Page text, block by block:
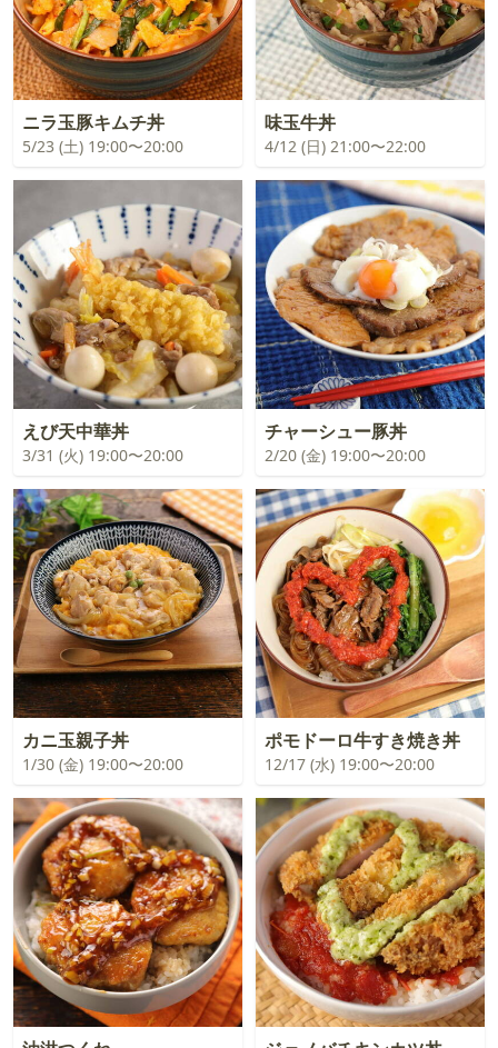
ニラ玉豚キムチ丼
5/23 (土) 19:00〜20:00
味玉牛丼
4/12 (日) 21:00〜22:00
えび天中華丼
3/31 (火) 19:00〜20:00
チャーシュー豚丼
2/20 (金) 19:00〜20:00
カニ玉親子丼
1/30 (金) 19:00〜20:00
ポモドーロ牛すき焼き丼
12/17 (水) 19:00〜20:00